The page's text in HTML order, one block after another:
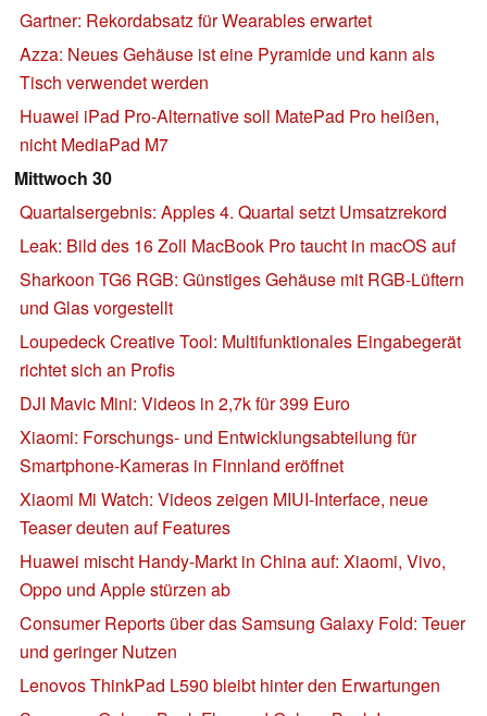
Gartner: Rekordabsatz für Wearables erwartet
Azza: Neues Gehäuse ist eine Pyramide und kann als
Tisch verwendet werden
Huawei iPad Pro-Alternative soll MatePad Pro heißen,
nicht MediaPad M7
Mittwoch 30
Quartalsergebnis: Apples 4. Quartal setzt Umsatzrekord
Leak: Bild des 16 Zoll MacBook Pro taucht in macOS auf
Sharkoon TG6 RGB: Günstiges Gehäuse mit RGB-Lüftern
und Glas vorgestellt
Loupedeck Creative Tool: Multifunktionales Eingabegerät
richtet sich an Profis
DJI Mavic Mini: Videos in 2,7k für 399 Euro
Xiaomi: Forschungs- und Entwicklungsabteilung für
Smartphone-Kameras in Finnland eröffnet
Xiaomi Mi Watch: Videos zeigen MIUI-Interface, neue
Teaser deuten auf Features
Huawei mischt Handy-Markt in China auf: Xiaomi, Vivo,
Oppo und Apple stürzen ab
Consumer Reports über das Samsung Galaxy Fold: Teuer
und geringer Nutzen
Lenovos ThinkPad L590 bleibt hinter den Erwartungen